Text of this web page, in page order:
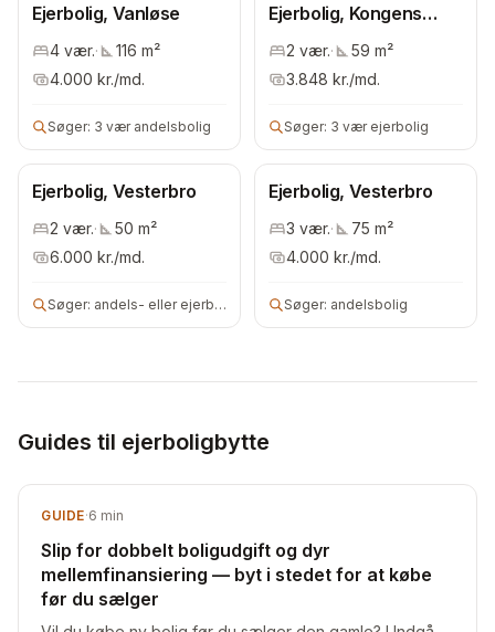
Ejerbolig, Vanløse
4 vær.· 116 m²
4.000 kr./md.
Søger: 3 vær andelsbolig
Ejerbolig, Kongens
Enghave
2 vær.· 59 m²
3.848 kr./md.
Søger: 3 vær ejerbolig
Ejerbolig, Vesterbro
2 vær.· 50 m²
6.000 kr./md.
Søger: andels- eller ejerbolig
Ejerbolig, Vesterbro
3 vær.· 75 m²
4.000 kr./md.
Søger: andelsbolig
Guides til ejerboligbytte
GUIDE·6 min
Slip for dobbelt boligudgift og dyr
mellemfinansiering — byt i stedet for at købe
før du sælger